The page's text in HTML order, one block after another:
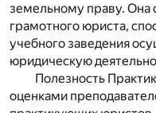
земельному праву. Она
грамотного юриста,
учебного заведения
юридическую
Полезность
оценками